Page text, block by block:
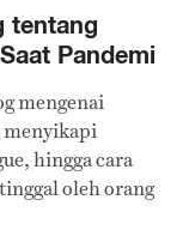
tentang
Pandemi
mengenai
menyikapi
hingga cara
oleh orang